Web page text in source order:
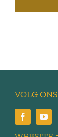
VOLG ONS